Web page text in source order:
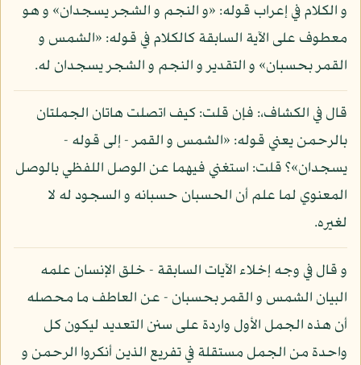
و الكلام في إعراب قوله: «و النجم و الشجر يسجدان» و هو
معطوف على الآية السابقة كالكلام في قوله: «الشمس و
القمر بحسبان» و التقدير و النجم و الشجر يسجدان له.
قال في الكشاف،: فإن قلت: كيف اتصلت هاتان الجملتان
بالرحمن يعني قوله: «الشمس و القمر - إلى قوله -
يسجدان»؟ قلت: استغني فيهما عن الوصل اللفظي بالوصل
المعنوي لما علم أن الحسبان حسبانه و السجود له لا
لغيره.
و قال في وجه إخلاء الآيات السابقة - خلق الإنسان علمه
البيان الشمس و القمر بحسبان - عن العاطف ما محصله
أن هذه الجمل الأول واردة على سنن التعديد ليكون كل
واحدة من الجمل مستقلة في تفريع الذين أنكروا الرحمن و